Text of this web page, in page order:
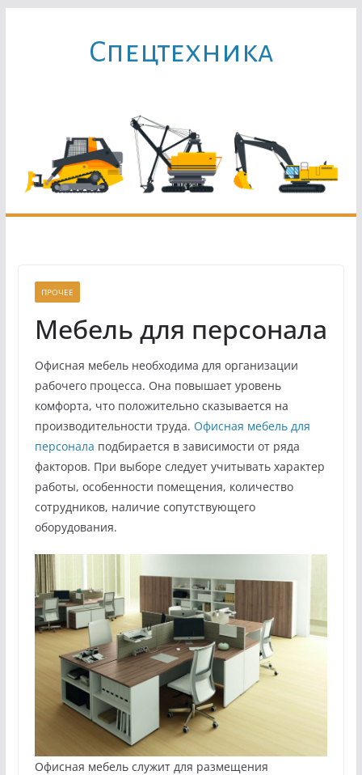
содержимомуCпецтехника
ПРОЧЕЕ
Мебель для персонала
Офисная мебель необходима для организации
рабочего процесса. Она повышает уровень
комфорта, что положительно сказывается на
производительности труда. Офисная мебель для
персонала подбирается в зависимости от ряда
факторов. При выборе следует учитывать характер
работы, особенности помещения, количество
сотрудников, наличие сопутствующего
оборудования.
Офисная мебель служит для размещения